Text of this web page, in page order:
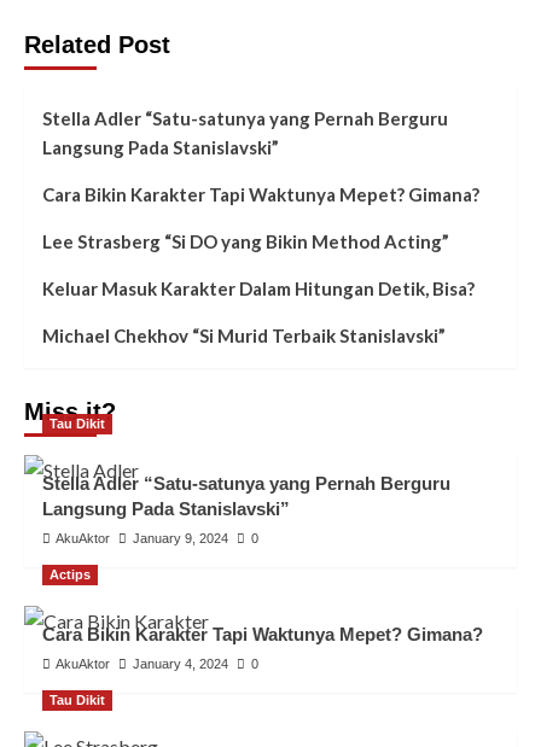
Related Post
Stella Adler “Satu-satunya yang Pernah Berguru
Langsung Pada Stanislavski”
Cara Bikin Karakter Tapi Waktunya Mepet? Gimana?
Lee Strasberg “Si DO yang Bikin Method Acting”
Keluar Masuk Karakter Dalam Hitungan Detik, Bisa?
Michael Chekhov “Si Murid Terbaik Stanislavski”
Miss it?
Tau Dikit
Stella Adler “Satu-satunya yang Pernah Berguru
Langsung Pada Stanislavski”
AkuAktor January 9, 2024 0
Actips
Cara Bikin Karakter Tapi Waktunya Mepet? Gimana?
AkuAktor January 4, 2024 0
Tau Dikit